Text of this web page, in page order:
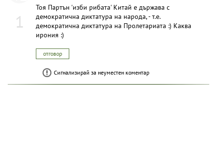
1
Тоя Партън 'изби рибата' Китай е държава с
демократична диктатура на народа, - т.е.
демократична диктатура на Пролетариата :) Каква
ирония :)
отговор
Сигнализирай за неуместен коментар